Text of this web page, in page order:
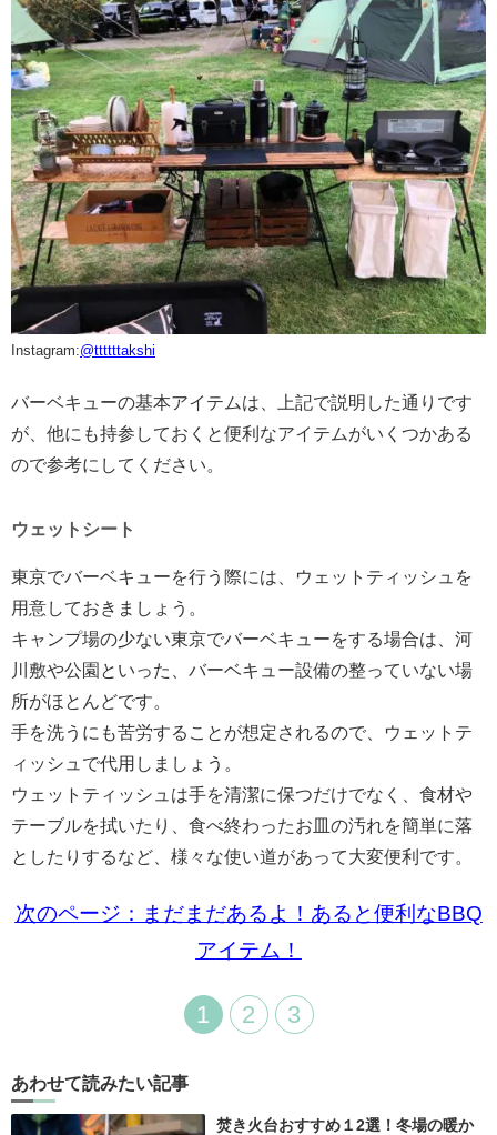
Instagram:@ttttttakshi
バーベキューの基本アイテムは、上記で説明した通りです
が、他にも持参しておくと便利なアイテムがいくつかある
ので参考にしてください。
ウェットシート
東京でバーベキューを行う際には、ウェットティッシュを
用意しておきましょう。
キャンプ場の少ない東京でバーベキューをする場合は、河
川敷や公園といった、バーベキュー設備の整っていない場
所がほとんどです。
手を洗うにも苦労することが想定されるので、ウェットテ
ィッシュで代用しましょう。
ウェットティッシュは手を清潔に保つだけでなく、食材や
テーブルを拭いたり、食べ終わったお皿の汚れを簡単に落
としたりするなど、様々な使い道があって大変便利です。
次のページ：まだまだあるよ！あると便利なBBQ
アイテム！
1 2 3
あわせて読みたい記事
焚き火台おすすめ１2選！冬場の暖か